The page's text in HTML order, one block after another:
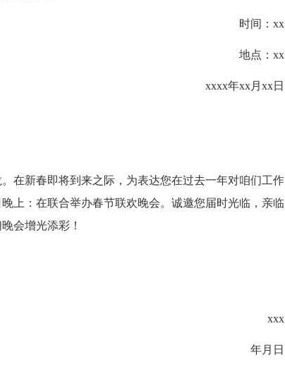
时间：xx
地点：xx
xxxx年xx月xx日
在新春即将到来之际，为表达您在过去一年对咱们工作
上：在联合举办春节联欢晚会。诚邀您届时光临，亲临
会增光添彩！
xxx
年月日